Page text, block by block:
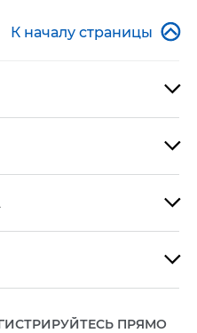
К началу страницы 




ПРЯМО